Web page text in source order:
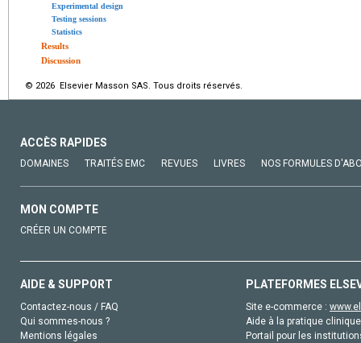
Experimental design
Testing sessions
Statistics
Results
Discussion
© 2026 Elsevier Masson SAS. Tous droits réservés.
ACCÈS RAPIDES
DOMAINES TRAITÉS EMC REVUES LIVRES NOS FORMULES
MON COMPTE
CRÉER UN COMPTE
AIDE & SUPPORT
Contactez-nous / FAQ
Qui sommes-nous ?
Mentions légales
PLATEFORMES
Site e-commerce :
Aide à la pratique
Portail pour les